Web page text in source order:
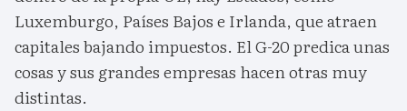
Luxemburgo, Países Bajos e Irlanda, que atraen
capitales bajando impuestos. El G-20 predica unas
cosas y sus grandes empresas hacen otras muy
distintas.